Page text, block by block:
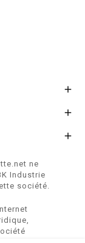



ne
Industrie
société.